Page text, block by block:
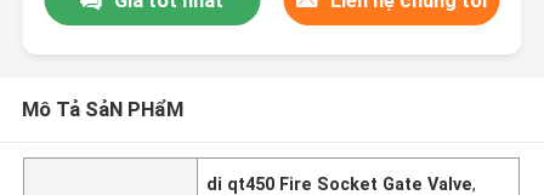
Mô Tả SảN PHẩM
di qt450 Fire Socket Gate Valve,